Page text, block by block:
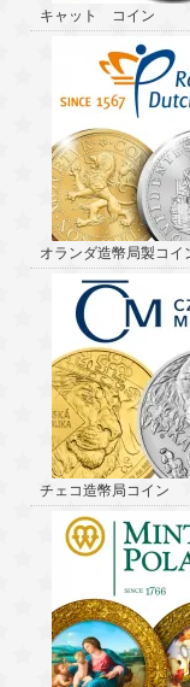
キャット コイン
オランダ造幣局製コイ
チェコ造幣局コイン